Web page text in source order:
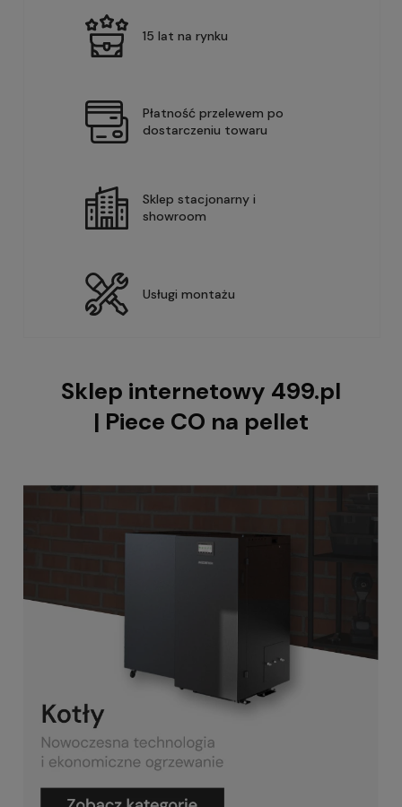
15 lat na rynku
Płatność przelewem po
dostarczeniu towaru
Sklep stacjonarny i
showroom
Usługi montażu
Sklep internetowy 499.pl
| Piece CO na pellet